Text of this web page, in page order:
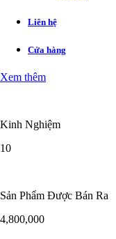
Liên hệ
Cửa hàng
Xem thêm
Kinh Nghiệm
10
Sản Phẩm Được Bán Ra
4,800,000